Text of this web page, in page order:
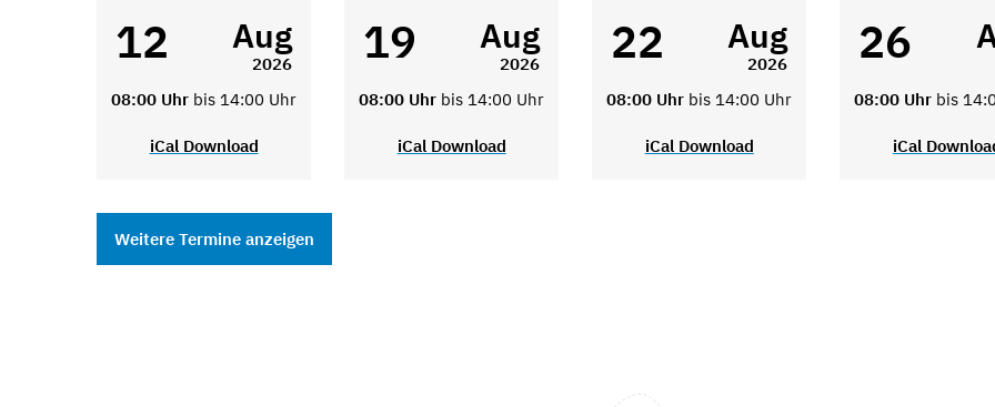
12 Aug
2026
08:00 Uhr bis 14:00 Uhr
iCal Download
19 Aug
2026
08:00 Uhr bis 14:00 Uhr
iCal Download
22 Aug
2026
08:00 Uhr bis 14:00 Uhr
iCal Download
26
08:00 Uhr bis
iCal
Weitere Termine anzeigen